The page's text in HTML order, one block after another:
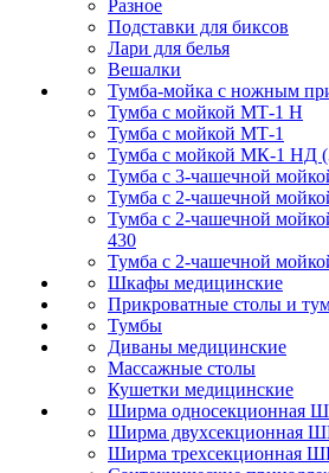
Разное
Подставки для биксов
Лари для белья
Вешалки
Тумба-мойка с ножным
Тумба с мойкой МТ-1 Н
Тумба с мойкой МТ-1
Тумба с мойкой МК-1 НД
Тумба с 3-чашечной
Тумба с 2-чашечной
Тумба с 2-чашечной
430
Тумба с 2-чашечной
Шкафы медицинские
Прикроватные столы и
Тумбы
Диваны медицинские
Массажные столы
Кушетки медицинские
Ширма односекционная
Ширма двухсекционная
Ширма трехсекционная